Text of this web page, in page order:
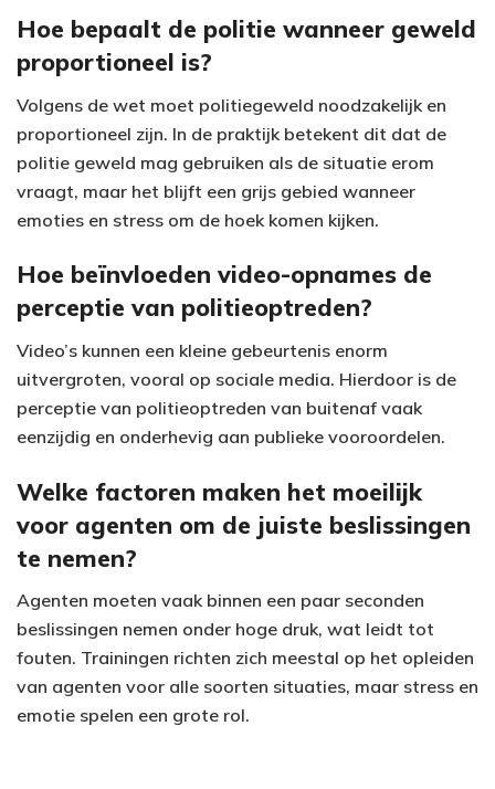
Hoe bepaalt de politie wanneer geweld
proportioneel is?
Volgens de wet moet politiegeweld noodzakelijk en
proportioneel zijn. In de praktijk betekent dit dat de
politie geweld mag gebruiken als de situatie erom
vraagt, maar het blijft een grijs gebied wanneer
emoties en stress om de hoek komen kijken.
Hoe beïnvloeden video-opnames de
perceptie van politieoptreden?
Video’s kunnen een kleine gebeurtenis enorm
uitvergroten, vooral op sociale media. Hierdoor is de
perceptie van politieoptreden van buitenaf vaak
eenzijdig en onderhevig aan publieke vooroordelen.
Welke factoren maken het moeilijk
voor agenten om de juiste beslissingen
te nemen?
Agenten moeten vaak binnen een paar seconden
beslissingen nemen onder hoge druk, wat leidt tot
fouten. Trainingen richten zich meestal op het opleiden
van agenten voor alle soorten situaties, maar stress en
emotie spelen een grote rol.